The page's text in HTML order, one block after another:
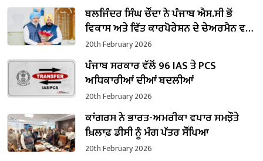
ਬਲਜਿੰਦਰ ਸਿੰਘ ਚੌਂਦਾ ਨੇ ਪੰਜਾਬ ਐਸ.ਸੀ ਭੋਂ
ਵਿਕਾਸ ਅਤੇ ਵਿੱਤ ਕਾਰਪੋਰੇਸ਼ਨ ਦੇ ਚੇਅਰਮੈਨ ਵਜੋਂ
ਸੰਭਾਲਿਆ ਕਾਰਜਭਾਰ
20th February 2026
ਪੰਜਾਬ ਸਰਕਾਰ ਵੱਲੋਂ 96 IAS ਤੇ PCS
ਅਧਿਕਾਰੀਆਂ ਦੀਆਂ ਬਦਲੀਆਂ
20th February 2026
ਕਾਂਗਰਸ ਨੇ ਭਾਰਤ-ਅਮਰੀਕਾ ਵਪਾਰ ਸਮਝੌਤੇ
ਖ਼ਿਲਾਫ਼ ਡੀਸੀ ਨੂੰ ਮੰਗ ਪੱਤਰ ਸੌਂਪਿਆ
20th February 2026